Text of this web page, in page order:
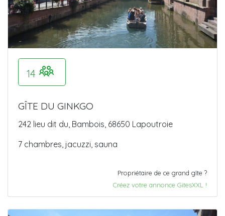
14
GÎTE DU GINKGO
242 lieu dit du, Bambois, 68650 Lapoutroie
7 chambres, jacuzzi, sauna
Propriétaire de ce grand gîte ?
Créez votre annonce GitesXXL !